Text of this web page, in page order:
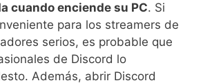
cuando enciende su PC. Si
para los streamers de
serios, es probable que
de Discord lo
Además, abrir Discord